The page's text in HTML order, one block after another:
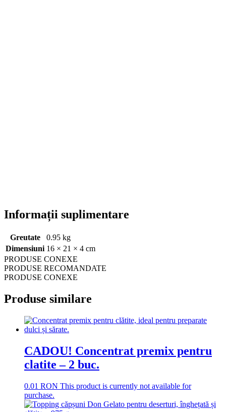
Informații suplimentare
Greutate
0.95 kg
Dimensiuni 16 × 21 × 4 cm
PRODUSE CONEXE
PRODUSE RECOMANDATE
PRODUSE CONEXE
Produse similare
CADOU! Concentrat premix pentru
clatite – 2 buc.
0.01 RON This product is currently not available for
purchase.